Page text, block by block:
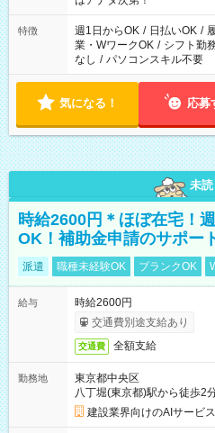
特徴 週1日からOK / 日払いOK /
業・WワークOK / シフト勤
なし / パソコンスキル不要
気になる！ 応募
未読
時給2600円＊ほぼ在宅！
OK！補助金申請のサポー
派遣 職種未経験OK ブランクOK
給与
時給2600円
交通費別途支給あり
交通費 全額支給
勤務地
東京都中央区
八丁堀(東京都)駅から徒歩2
建設業界向けのAIサービ